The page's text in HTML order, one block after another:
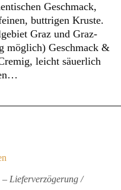
Geschmack,
buttrigen Kruste.
Graz und Graz-
möglich) Geschmack &
leicht säuerlich
Lieferverzögerung /